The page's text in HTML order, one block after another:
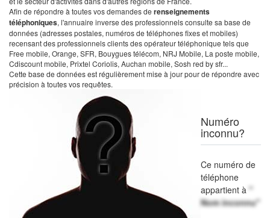
Afin de répondre à toutes vos demandes de renseignements
téléphoniques, l'annuaire inverse des professionnels consulte sa base de
données (adresses postales, numéros de téléphones fixes et mobiles)
recensant des professionnels clients des opérateur téléphonique tels que
Free mobile, Orange, SFR, Bouygues télécom, NRJ Mobile, La poste mobile,
Cdiscount mobile, Prixtel Coriolis, Auchan mobile, Sosh red by sfr...
Cette base de données est régulièrement mise à jour pour de répondre avec
précision à toutes vos requêtes.
Numéro
inconnu?
Ce numéro de
téléphone
appartient à "
Nom inconnu"